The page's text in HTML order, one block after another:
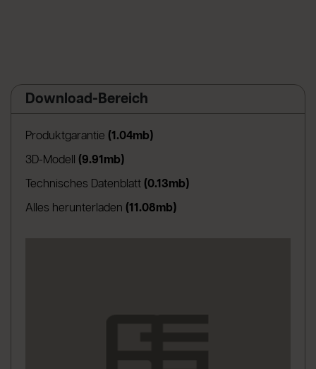
Download-Bereich
Produktgarantie (1.04mb)(apre in una nuova scheda)
3D-Modell (9.91mb)(apre in una nuova scheda)
Technisches Datenblatt (0.13mb)(apre in una nuova
Alles herunterladen (11.08mb)